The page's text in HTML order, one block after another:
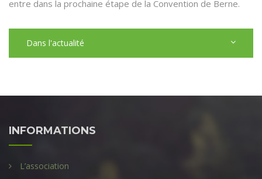
entre dans la prochaine étape de la Convention de Berne.
Dans l'actualité
INFORMATIONS
L’association